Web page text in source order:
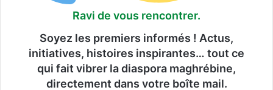
Ravi de vous rencontrer.
Soyez les premiers informés ! Actus,
initiatives, histoires inspirantes… tout ce
qui fait vibrer la diaspora maghrébine,
directement dans votre boîte mail.